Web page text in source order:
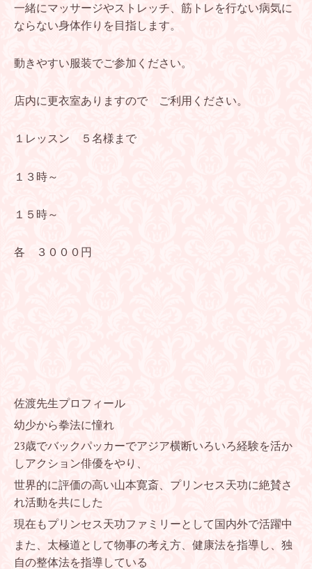
一緒にマッサージやストレッチ、筋トレを行ない病気に
ならない身体作りを目指します。
動きやすい服装でご参加ください。
店内に更衣室ありますので ご利用ください。
１レッスン ５名様まで
１３時～
１５時～
各 ３０００円
佐渡先生プロフィール
幼少から拳法に憧れ
23歳でバックパッカーでアジア横断いろいろ経験を活か
しアクション俳優をやり、
世界的に評価の高い山本寛斎、プリンセス天功に絶賛さ
れ活動を共にした
現在もプリンセス天功ファミリーとして国内外で活躍中
また、太極道として物事の考え方、健康法を指導し、 独
自の整体法を指導している